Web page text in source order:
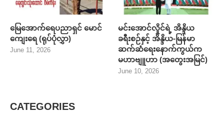
မြေအောက်ရေပညာရှင် မောင်
ကျေးရေ (ရုပ်ပုံလွှာ)
June 11, 2026
မင်းအောင်လှိုင်ရဲ့ အိန္ဒိယ
ခရီးစဉ်နှင့် အိန္ဒိယ-မြန်မာ
ဆက်ဆံရေးနောက်ကွယ်က
မဟာဗျူဟာ (အတွေးအမြင်)
June 10, 2026
CATEGORIES